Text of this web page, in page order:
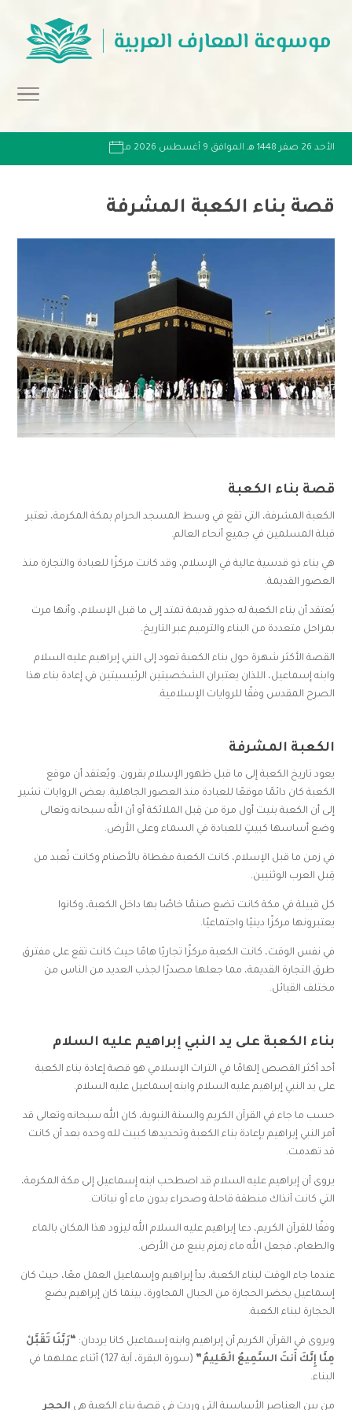
الأحد 26 صفر 1448 هـ الموافق 9 أغسطس 2026 مـ
قصة بناء الكعبة المشرفة
قصة بناء الكعبة
الكعبة المشرفة، التي تقع في وسط المسجد الحرام بمكة المكرمة، تعتبر
قبلة المسلمين في جميع أنحاء العالم.
هي بناء ذو قدسية عالية في الإسلام، وقد كانت مركزًا للعبادة والتجارة منذ
العصور القديمة.
يُعتقد أن بناء الكعبة له جذور قديمة تمتد إلى ما قبل الإسلام، وأنها مرت
بمراحل متعددة من البناء والترميم عبر التاريخ.
القصة الأكثر شهرة حول بناء الكعبة تعود إلى النبي إبراهيم عليه السلام
وابنه إسماعيل، اللذان يعتبران الشخصيتين الرئيسيتين في إعادة بناء هذا
الصرح المقدس وفقًا للروايات الإسلامية.
الكعبة المشرفة
يعود تاريخ الكعبة إلى ما قبل ظهور الإسلام بقرون. ويُعتقد أن موقع
الكعبة كان دائمًا موقعًا للعبادة منذ العصور الجاهلية. بعض الروايات تشير
إلى أن الكعبة بنيت أول مرة من قِبل الملائكة أو أن الله سبحانه وتعالى
وضع أساسها كبيتٍ للعبادة في السماء وعلى الأرض.
في زمن ما قبل الإسلام، كانت الكعبة مغطاة بالأصنام وكانت تُعبد من
قِبل العرب الوثنيين.
كل قبيلة في مكة كانت تضع صنمًا خاصًا بها داخل الكعبة، وكانوا
يعتبرونها مركزًا دينيًا واجتماعيًا.
في نفس الوقت، كانت الكعبة مركزًا تجاريًا هامًا حيث كانت تقع على مفترق
طرق التجارة القديمة، مما جعلها مصدرًا لجذب العديد من الناس من
مختلف القبائل.
بناء الكعبة على يد النبي إبراهيم عليه السلام
أحد أكثر القصص إلهامًا في التراث الإسلامي هو قصة إعادة بناء الكعبة
على يد النبي إبراهيم عليه السلام وابنه إسماعيل عليه السلام.
حسب ما جاء في القرآن الكريم والسنة النبوية، كان الله سبحانه وتعالى قد
أمر النبي إبراهيم بإعادة بناء الكعبة وتحديدها كبيت لله وحده بعد أن كانت
قد تهدمت.
يروى أن إبراهيم عليه السلام قد اصطحب ابنه إسماعيل إلى مكة المكرمة،
التي كانت آنذاك منطقة قاحلة وصحراء بدون ماء أو نباتات.
وفقًا للقرآن الكريم، دعا إبراهيم عليه السلام الله ليزود هذا المكان بالماء
والطعام، فجعل الله ماء زمزم ينبع من الأرض.
عندما جاء الوقت لبناء الكعبة، بدأ إبراهيم وإسماعيل العمل معًا، حيث كان
إسماعيل يحضر الحجارة من الجبال المجاورة، بينما كان إبراهيم يضع
الحجارة لبناء الكعبة.
ويروى في القرآن الكريم أن إبراهيم وابنه إسماعيل كانا يرددان: “رَبَّنَا تَقَبَّلْ
مِنَّا إِنَّكَ أَنتَ السَّمِيعُ الْعَلِيمُ”
(سورة البقرة، آية 127) أثناء عملهما في
البناء.
من بين العناصر الأساسية التي وردت في قصة بناء الكعبة هي الحجر